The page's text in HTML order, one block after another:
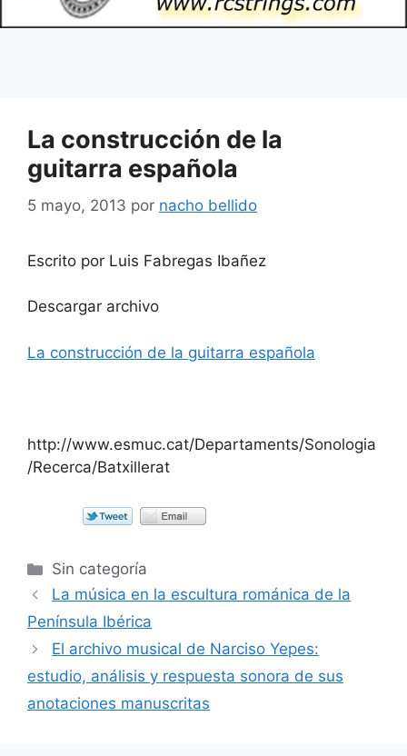
La construcción de la
guitarra española
5 mayo, 2013 por nacho bellido
Escrito por Luis Fabregas Ibañez
Descargar archivo
La construcción de la guitarra española
http://www.esmuc.cat/Departaments/Sonologia
/Recerca/Batxillerat
Categorías
Sin categoría
La música en la escultura románica de la
Península Ibérica
El archivo musical de Narciso Yepes:
estudio, análisis y respuesta sonora de sus
anotaciones manuscritas